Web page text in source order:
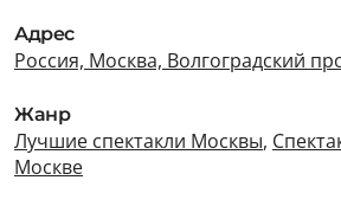
Адрес
Россия, Москва, Волгоградский
Жанр
Лучшие спектакли Москвы,
Москве